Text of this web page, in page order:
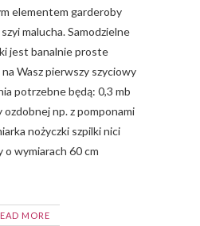
elementem garderoby
malucha. Samodzielne
jest banalnie proste
Wasz pierwszy szyciowy
potrzebne będą: 0,3 mb
ozdobnej np. z pomponami
nożyczki szpilki nici
wymiarach 60 cm
MORE